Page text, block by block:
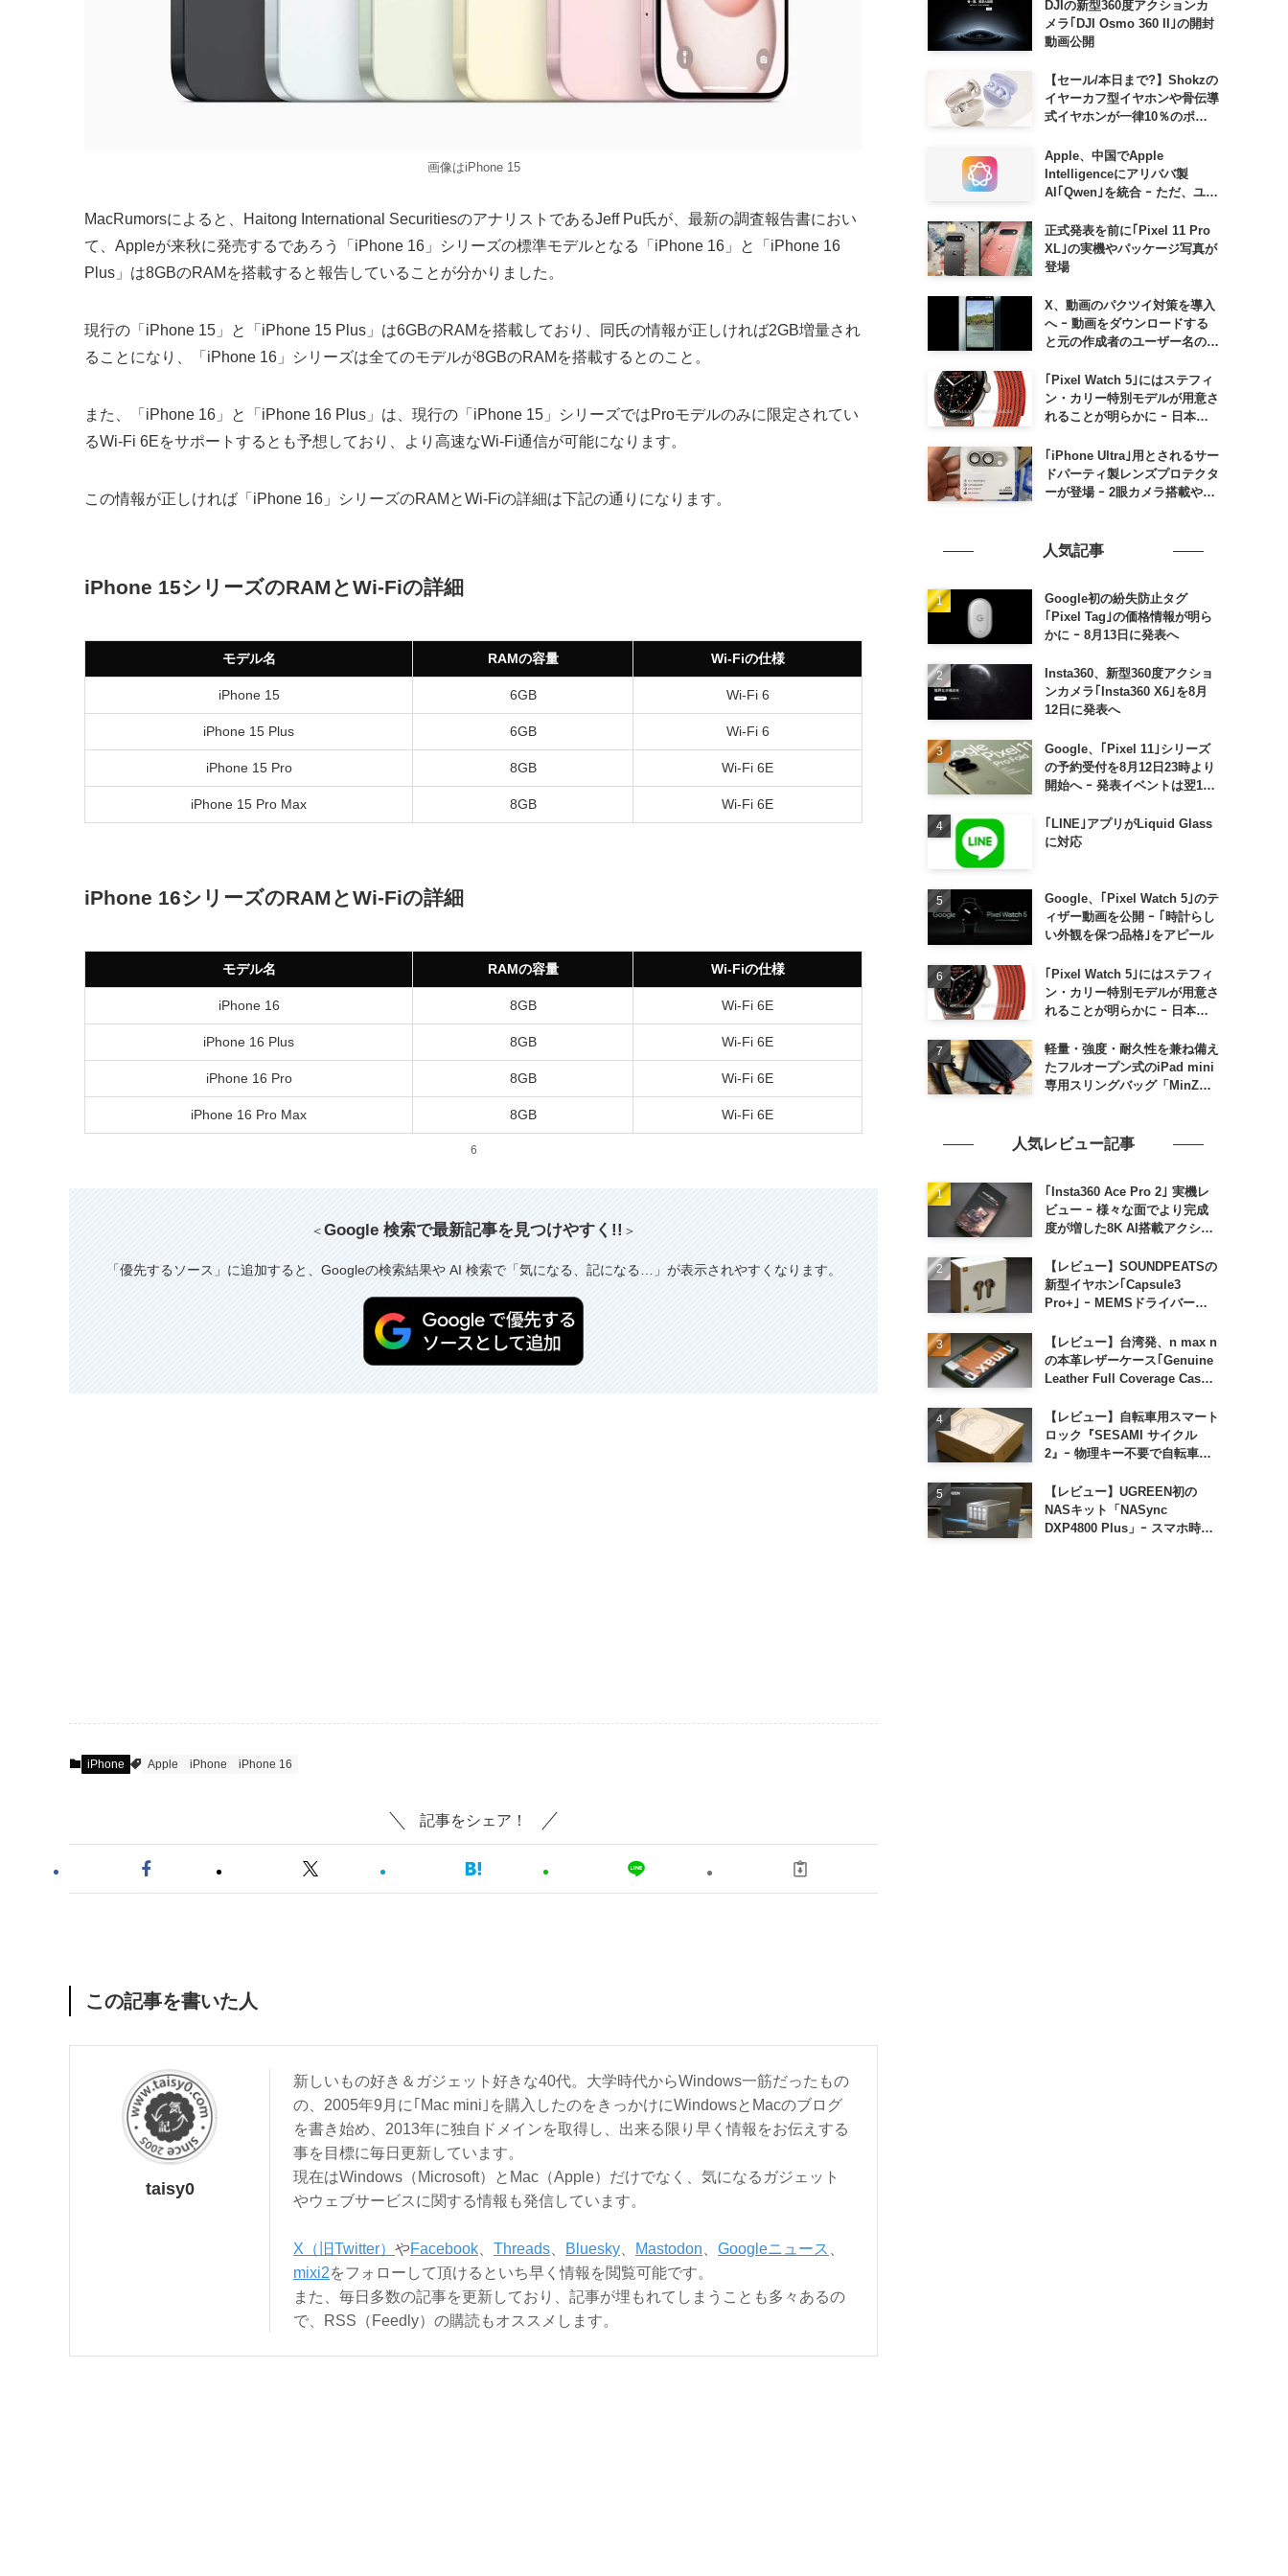
画像はiPhone 15
MacRumorsによると、Haitong International SecuritiesのアナリストであるJeff Pu氏が、最新の調査報告書におい
て、Appleが来秋に発売するであろう「iPhone 16」シリーズの標準モデルとなる「iPhone 16」と「iPhone 16
Plus」は8GBのRAMを搭載すると報告していることが分かりました。
現行の「iPhone 15」と「iPhone 15 Plus」は6GBのRAMを搭載しており、同氏の情報が正しければ2GB増量され
ることになり、「iPhone 16」シリーズは全てのモデルが8GBのRAMを搭載するとのこと。
また、「iPhone 16」と「iPhone 16 Plus」は、現行の「iPhone 15」シリーズではProモデルのみに限定されてい
るWi-Fi 6Eをサポートするとも予想しており、より高速なWi-Fi通信が可能になります。
この情報が正しければ「iPhone 16」シリーズのRAMとWi-Fiの詳細は下記の通りになります。
iPhone 15シリーズのRAMとWi-Fiの詳細
モデル名 RAMの容量 Wi-Fiの仕様
iPhone 15 6GB Wi-Fi 6
iPhone 15 Plus 6GB Wi-Fi 6
iPhone 15 Pro 8GB Wi-Fi 6E
iPhone 15 Pro Max 8GB Wi-Fi 6E
iPhone 16シリーズのRAMとWi-Fiの詳細
モデル名 RAMの容量 Wi-Fiの仕様
iPhone 16 8GB Wi-Fi 6E
iPhone 16 Plus 8GB Wi-Fi 6E
iPhone 16 Pro 8GB Wi-Fi 6E
iPhone 16 Pro Max 8GB Wi-Fi 6E
6
＜Google 検索で最新記事を見つけやすく!! ＞
「優先するソース」に追加すると、Googleの検索結果や AI 検索で「気になる、記になる…」が表示されやすくなります。
iPhone Apple iPhone iPhone 16
記事をシェア！
この記事を書いた人
taisy0
新しいもの好き＆ガジェット好きな40代。大学時代からWindows一筋だったもの
の、2005年9月に｢Mac mini｣を購入したのをきっかけにWindowsとMacのブログ
を書き始め、2013年に独自ドメインを取得し、出来る限り早く情報をお伝えする
事を目標に毎日更新しています。
現在はWindows（Microsoft）とMac（Apple）だけでなく、気になるガジェット
やウェブサービスに関する情報も発信しています。
X（旧Twitter） やFacebook Threads Bluesky Mastodon Googleニュース
mixi2をフォローして頂けるといち早く情報を閲覧可能です。
また、毎日多数の記事を更新しており、記事が埋もれてしまうことも多々あるの
で、RSS（Feedly）の購読もオススメします。
DJIの新型360度アクションカ
メラ｢DJI Osmo 360 II｣の開封
動画公開
【セール/本日まで?】Shokzの
イヤーカフ型イヤホンや骨伝導
式イヤホンが一律10％のポイ
Apple、中国でApple
Intelligenceにアリババ製
AI｢Qwen｣を統合 ｰ ただ、ユー
正式発表を前に｢Pixel 11 Pro
XL｣の実機やパッケージ写真が
登場
X、動画のパクツイ対策を導入
へ ｰ 動画をダウンロードする
と元の作成者のユーザー名の透
｢Pixel Watch 5｣にはステフィ
ン・カリー特別モデルが用意さ
れることが明らかに ｰ 日本で
う｢iPhone Ultra｣用とされるサー
ドパーティ製レンズプロテクタ
ーが登場 ｰ 2眼カメラ搭載や一
人気記事
Google初の紛失防止タグ
｢Pixel Tag｣の価格情報が明ら
かに ｰ 8月13日に発表へ
Insta360、新型360度アクショ
ンカメラ｢Insta360 X6｣を8月
12日に発表へ
Google、｢Pixel 11｣シリーズ
の予約受付を8月12日23時より
開始へ ｰ 発表イベントは翌13
｢LINE｣アプリがLiquid Glass
に対応
Google、｢Pixel Watch 5｣のテ
ィザー動画を公開 ｰ ｢時計らし
い外観を保つ品格｣をアピール
｢Pixel Watch 5｣にはステフィ
ン・カリー特別モデルが用意さ
れることが明らかに ｰ 日本で
う
軽量・強度・耐久性を兼ね備え
たフルオープン式のiPad mini
専用スリングバッグ「MinZ
人気レビュー記事
｢Insta360 Ace Pro 2｣ 実機レ
ビュー ｰ 様々な面でより完成
度が増した8K AI搭載アクショ
【レビュー】SOUNDPEATSの
新型イヤホン｢Capsule3
Pro+｣ ｰ MEMSドライバー搭
【レビュー】台湾発、n max n
の本革レザーケース｢Genuine
Leather Full Coverage Case
【レビュー】自転車用スマート
ロック『SESAMI サイクル
2』ｰ 物理キー不要で自転車の
【レビュー】UGREEN初の
NASキット「NASync
DXP4800 Plus」ｰ スマホ時代